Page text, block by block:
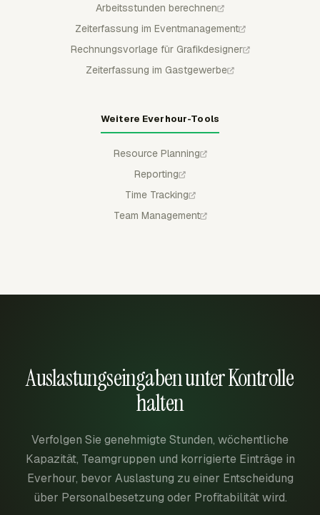
Arbeitsstunden berechnen
Zeiterfassung im Eventmanagement
Rechnungsvorlage für Grafikdesigner
Zeiterfassung im Gastgewerbe
Weitere Everhour-Tools
Resource Planning
Reporting
Time Tracking
Team Management
Auslastungseingaben unter Kontrolle
halten
Verfolgen Sie genehmigte Stunden, wöchentliche
Kapazität, Teamgruppen und korrigierte Einträge in
Everhour, bevor Auslastung zu einer Entscheidung
über Personalbesetzung oder Profitabilität wird.